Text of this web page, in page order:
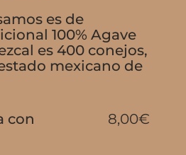
es de
100% Agave
es 400 conejos,
mexicano de
con
8,00€